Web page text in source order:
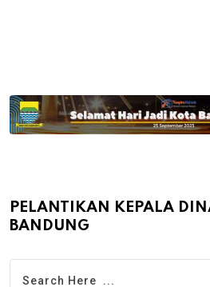
PELANTIKAN KEPALA
BANDUNG